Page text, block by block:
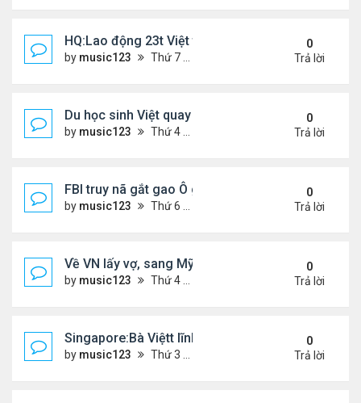
HQ:Lao động 23t Việt tử vong do bị cuốn vào máy
by music123 Thứ 7 Tháng 3 21, 2026 4:50 pm
0
Trả lời
Du học sinh Việt quay lén hơn 100 phụ nữ trong
by music123 Thứ 4 Tháng 3 18, 2026 6:53 pm
0
Trả lời
FBI truy nã gắt gao Ô gốc Việt tại Mỹ
by music123 Thứ 6 Tháng 3 13, 2026 8:33 pm
0
Trả lời
Về VN lấy vợ, sang Mỹ sống lại mâu thuẫn
by music123 Thứ 4 Tháng 3 11, 2026 4:49 pm
0
Trả lời
Singapore:Bà Việtt lĩnh án tù vì tội đa phu
by music123 Thứ 3 Tháng 3 03, 2026 5:39 pm
0
Trả lời